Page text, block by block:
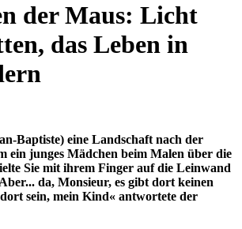
der Maus: Licht
das Leben in
Baptiste) eine Landschaft nach der
ein junges Mädchen beim Malen über die
Sie mit ihrem Finger auf die Leinwand
da, Monsieur, es gibt dort keinen
sein, mein Kind« antwortete der